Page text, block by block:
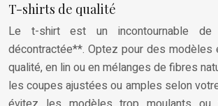
T-shirts de qualité
Le t-shirt est un incontournable de
décontractée**. Optez pour des modèles
qualité, en lin ou en mélanges de fibres
les coupes ajustées ou amples selon